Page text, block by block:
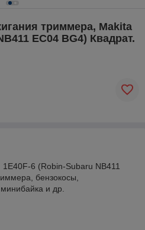
триммера, Makita
EC04 BG4) Квадрат.
6 (Robin-Subaru NB411
бензокосы,
и др.